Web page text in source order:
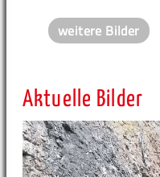
weitere Bilder
Aktuelle Bilder